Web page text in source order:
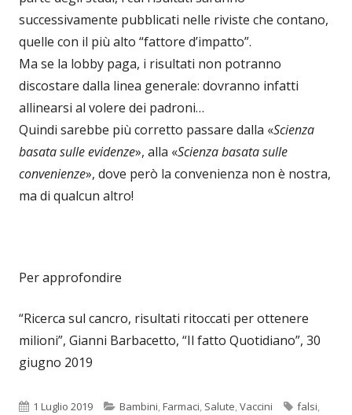
successivamente pubblicati nelle riviste che contano,
quelle con il più alto “fattore d’impatto”.
Ma se la lobby paga, i risultati non potranno
discostare dalla linea generale: dovranno infatti
allinearsi al volere dei padroni…
Quindi sarebbe più corretto passare dalla «Scienza
basata sulle evidenze», alla «Scienza basata sulle
convenienze», dove però la convenienza non è nostra,
ma di qualcun altro!
Per approfondire
“Ricerca sul cancro, risultati ritoccati per ottenere
milioni”, Gianni Barbacetto, “Il fatto Quotidiano”, 30
giugno 2019
Pubblicato
1 Luglio 2019 Categorie
Bambini,Farmaci, Salute,Vaccini Tag
falsi,